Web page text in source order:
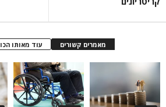
מאמרים קשורים עוד מאותו